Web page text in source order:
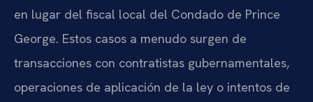
en lugar del fiscal local del Condado de Prince
George. Estos casos a menudo surgen de
transacciones con contratistas gubernamentales,
operaciones de aplicación de la ley o intentos de